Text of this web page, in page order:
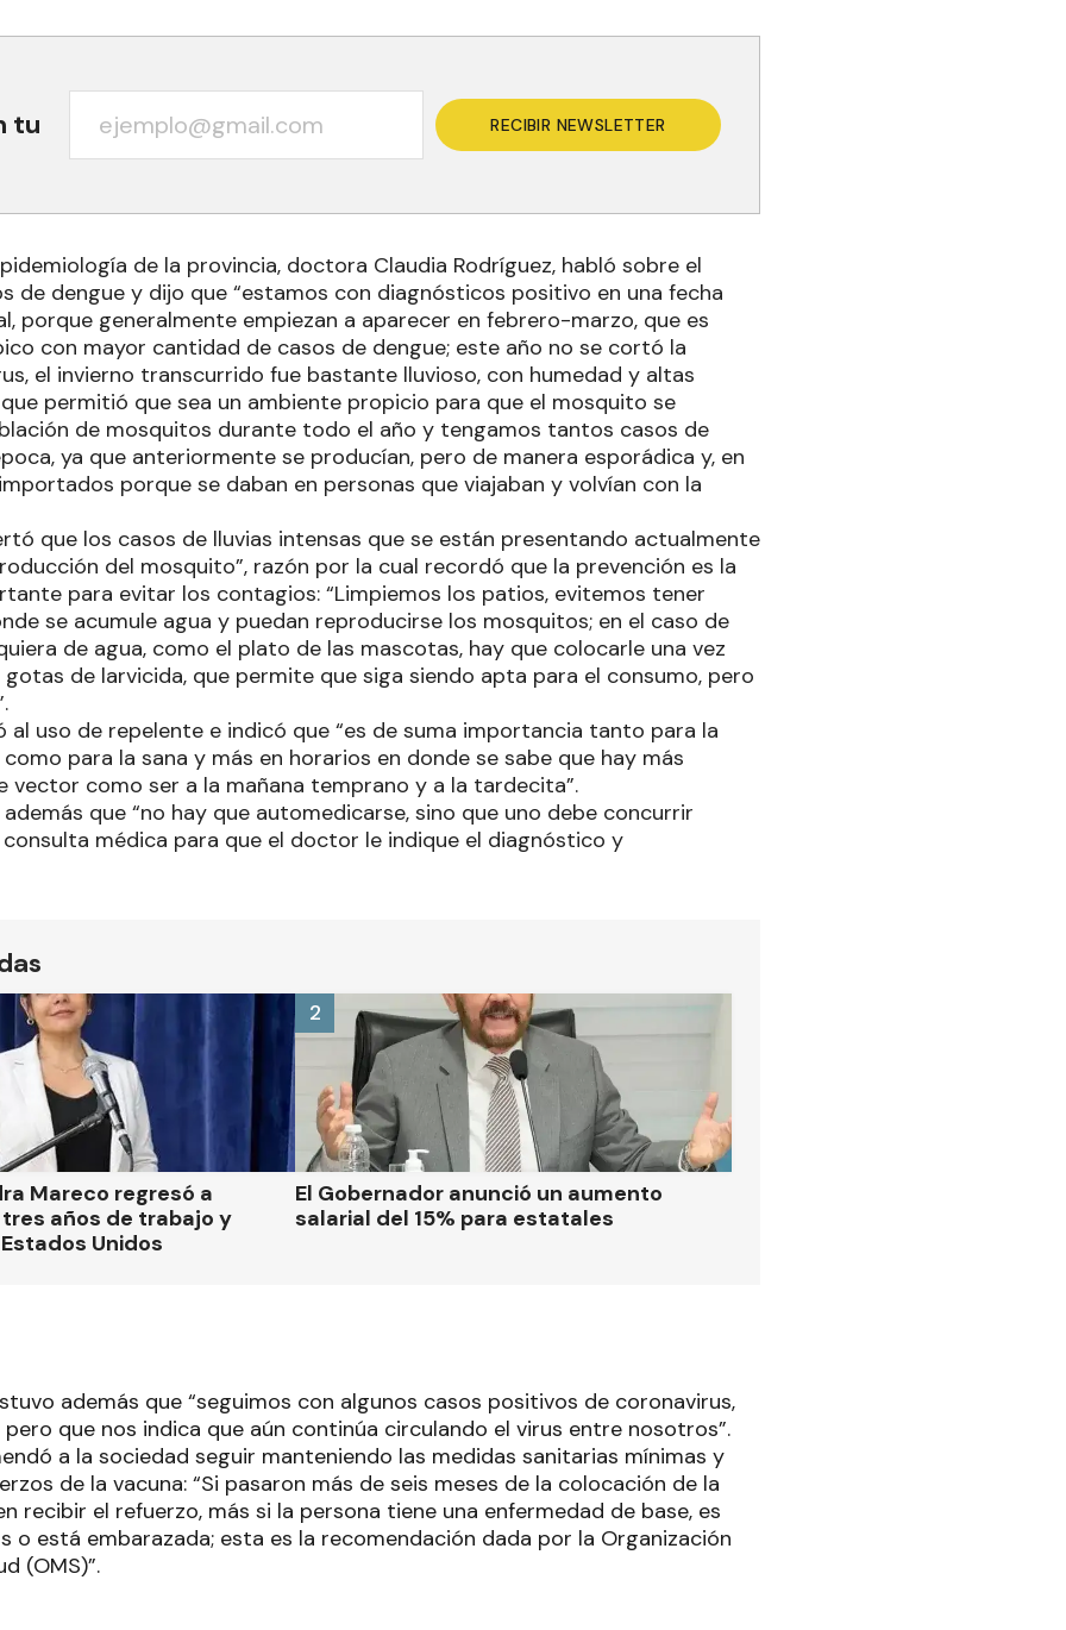
tu RECIBIR NEWSLETTER
de la provincia, doctora Claudia Rodríguez, habló sobre el
de dengue y dijo que “estamos con diagnósticos positivo en una fecha
porque generalmente empiezan a aparecer en febrero-marzo, que es
con mayor cantidad de casos de dengue; este año no se cortó la
el invierno transcurrido fue bastante lluvioso, con humedad y altas
permitió que sea un ambiente propicio para que el mosquito se
de mosquitos durante todo el año y tengamos tantos casos de
ya que anteriormente se producían, pero de manera esporádica y, en
porque se daban en personas que viajaban y volvían con la
que los casos de lluvias intensas que se están presentando actualmente
del mosquito”, razón por la cual recordó que la prevención es la
para evitar los contagios: “Limpiemos los patios, evitemos tener
se acumule agua y puedan reproducirse los mosquitos; en el caso de
de agua, como el plato de las mascotas, hay que colocarle una vez
de larvicida, que permite que siga siendo apta para el consumo, pero
al uso de repelente e indicó que “es de suma importancia tanto para la
para la sana y más en horarios en donde se sabe que hay más
vector como ser a la mañana temprano y a la tardecita”.
que “no hay que automedicarse, sino que uno debe concurrir
médica para que el doctor le indique el diagnóstico y
Mareco regresó a
años de trabajo y
Unidos
El Gobernador anunció un aumento
salarial del 15% para estatales
2
además que “seguimos con algunos casos positivos de coronavirus,
pero que nos indica que aún continúa circulando el virus entre nosotros”.
a la sociedad seguir manteniendo las medidas sanitarias mínimas y
de la vacuna: “Si pasaron más de seis meses de la colocación de la
recibir el refuerzo, más si la persona tiene una enfermedad de base, es
o está embarazada; esta es la recomendación dada por la Organización
(OMS)”.